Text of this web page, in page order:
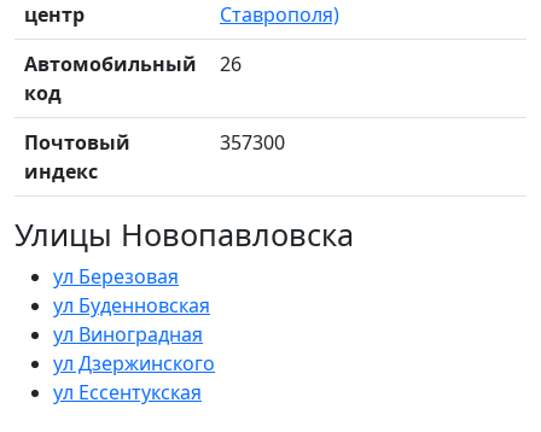
центр
Ставрополя)
Автомобильный
код
26
Почтовый
индекс
357300
Улицы Новопавловска
ул Березовая
ул Буденновская
ул Виноградная
ул Дзержинского
ул Ессентукская